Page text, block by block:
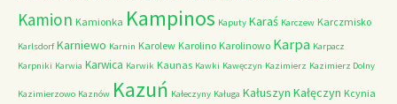
Kamion Kamionka Kampinos Kaputy Karaś Karczew Karczmisko
Karlsdorf Karniewo Karnin Karolew Karolino Karolinowo Karpa Karpacz
Karpniki Karwia Karwica Karwik Kaunas Kawki Kawęczyn Kazimierz Kazimierz Dolny
Kazimierzowo Kaznów Kazuń Kałeczyny Kaługa Kałuszyn Kałęczyn Kcynia